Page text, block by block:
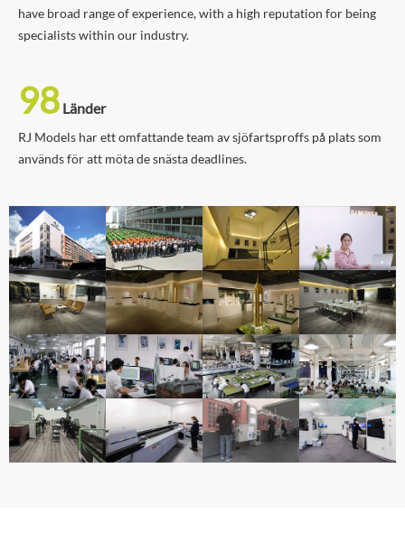
have broad range of experience, with a high reputation for being
specialists within our industry.
98 Länder
RJ Models har ett omfattande team av sjöfartsproffs på plats som
används för att möta de snästa deadlines.